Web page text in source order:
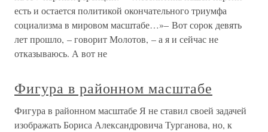
есть и остается политикой окончательного триумфа
социализма в мировом масштабе…»– Вот сорок девять
лет прошло, – говорит Молотов, – а я и сейчас не
отказываюсь. А вот не
Фигура в районном масштабе
Фигура в районном масштабе Я не ставил своей задачей
изображать Бориса Александровича Турганова, но, к